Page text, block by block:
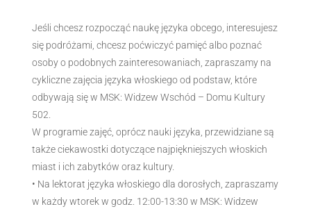
Jeśli chcesz rozpocząć naukę języka obcego, interesujesz
się podróżami, chcesz poćwiczyć pamięć albo poznać
osoby o podobnych zainteresowaniach, zapraszamy na
cykliczne zajęcia języka włoskiego od podstaw, które
odbywają się w MSK: Widzew Wschód – Domu Kultury
502.
W programie zajęć, oprócz nauki języka, przewidziane są
także ciekawostki dotyczące najpiękniejszych włoskich
miast i ich zabytków oraz kultury.
• Na lektorat języka włoskiego dla dorosłych, zapraszamy
w każdy wtorek w godz. 12:00-13:30 w MSK: Widzew